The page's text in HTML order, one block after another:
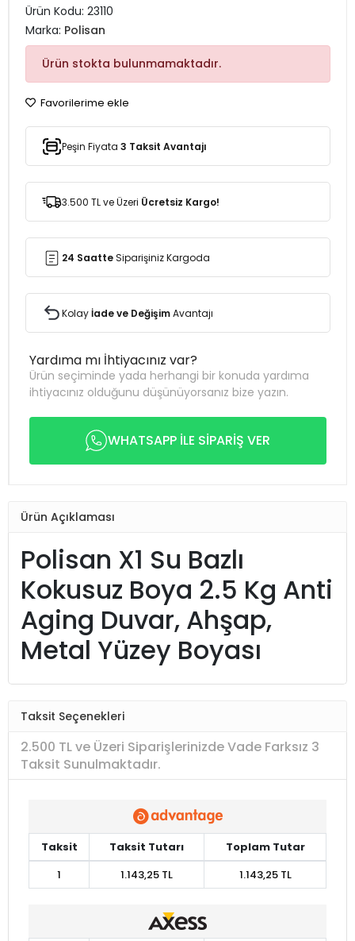
Ürün Kodu: 23110
Marka: Polisan
Ürün stokta bulunmamaktadır.
Favorilerime ekle
Peşin Fiyata 3 Taksit Avantajı
3.500 TL ve Üzeri Ücretsiz Kargo!
24 SaatteSiparişiniz Kargoda
Kolayİade ve DeğişimAvantajı
Yardıma mı İhtiyacınız var?
Ürün seçiminde yada herhangi bir konuda yardıma
ihtiyacınız olduğunu düşünüyorsanız bize yazın.
WHATSAPP İLE SİPARİŞ VER
Ürün Açıklaması
Polisan X1 Su Bazlı
Kokusuz Boya 2.5 Kg Anti
Aging Duvar, Ahşap,
Metal Yüzey Boyası
Taksit Seçenekleri
2.500 TL ve Üzeri Siparişlerinizde Vade Farksız 3
Taksit Sunulmaktadır.
Taksit Taksit Tutarı
Toplam Tutar
1
1.143,25 TL 1.143,25 TL